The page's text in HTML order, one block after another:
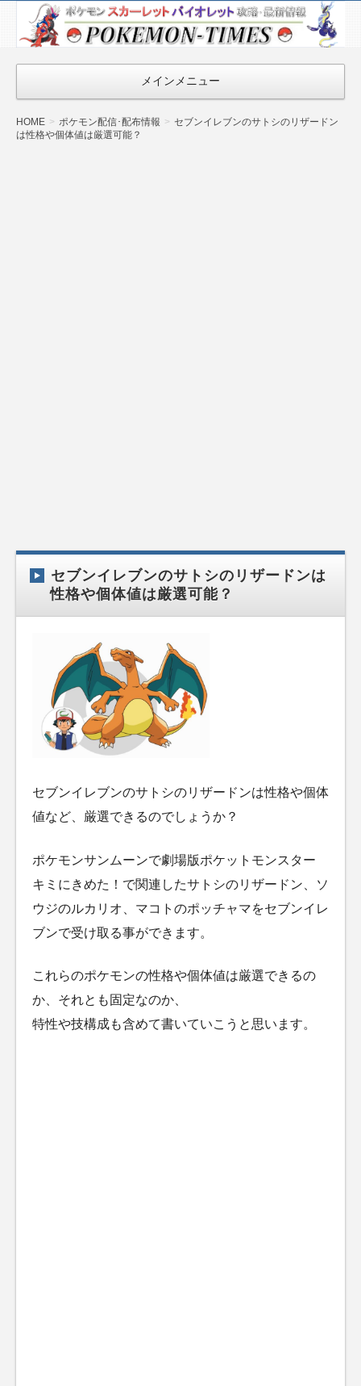
ポケモン最新
情報まとめ
『POKEMON-
TIMES』
メインメニュー
HOME ポケモン配信･配布情報
セブンイレブンのサトシのリザードン
は性格や個体値は厳選可能？
セブンイレブンのサトシのリザードンは
性格や個体値は厳選可能？
セブンイレブンのサトシのリザードンは性格や個体
値など、厳選できるのでしょうか？
ポケモンサンムーンで劇場版ポケットモンスター
キミにきめた！で関連したサトシのリザードン、ソ
ウジのルカリオ、マコトのポッチャマをセブンイレ
ブンで受け取る事ができます。
これらのポケモンの性格や個体値は厳選できるの
か、それとも固定なのか、
特性や技構成も含めて書いていこうと思います。